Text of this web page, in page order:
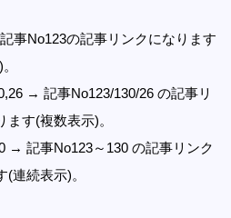
事No123の記事リンクになります
→ 記事No123/130/26 の記事リ
ます(複数表示)。
→ 記事No123～130 の記事リンク
(連続表示)。